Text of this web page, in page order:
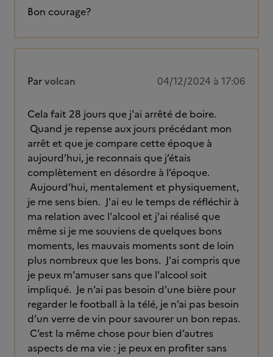
Bon courage?
Parvolcan 04/12/2024 à 17:06
Cela fait 28 jours que j'ai arrêté de boire.
Quand je repense aux jours précédant mon
arrêt et que je compare cette époque à
aujourd’hui, je reconnais que j’étais
complètement en désordre à l’époque.
Aujourd’hui, mentalement et physiquement,
je me sens bien. J'ai eu le temps de réfléchir à
ma relation avec l'alcool et j'ai réalisé que
même si je me souviens de quelques bons
moments, les mauvais moments sont de loin
plus nombreux que les bons. J'ai compris que
je peux m'amuser sans que l'alcool soit
impliqué. Je n’ai pas besoin d’une bière pour
regarder le football à la télé, je n’ai pas besoin
d’un verre de vin pour savourer un bon repas.
C’est la même chose pour bien d’autres
aspects de ma vie : je peux en profiter sans